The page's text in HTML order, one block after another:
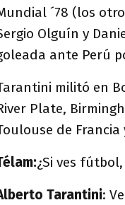
´78 (los
Olguín y
ante Perú
militó en
Plate,
de
¿Si ves
Tarantini: